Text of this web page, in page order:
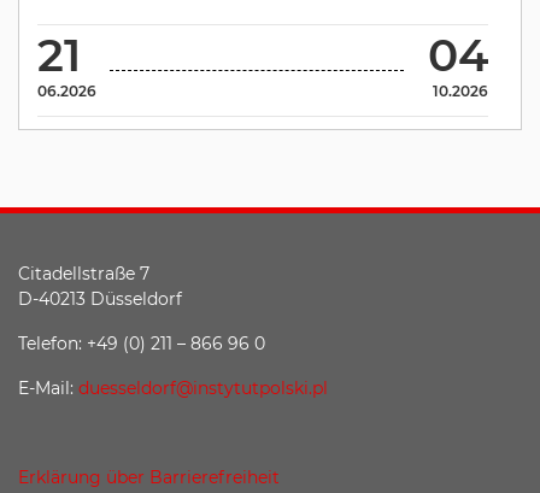
21
06.2026
04
10.2026
Citadellstraße 7
D-40213 Düsseldorf
Telefon: +49 (0) 211 – 866 96 0
E-Mail: duesseldorf@instytutpolski.pl
Erklärung über Barrierefreiheit